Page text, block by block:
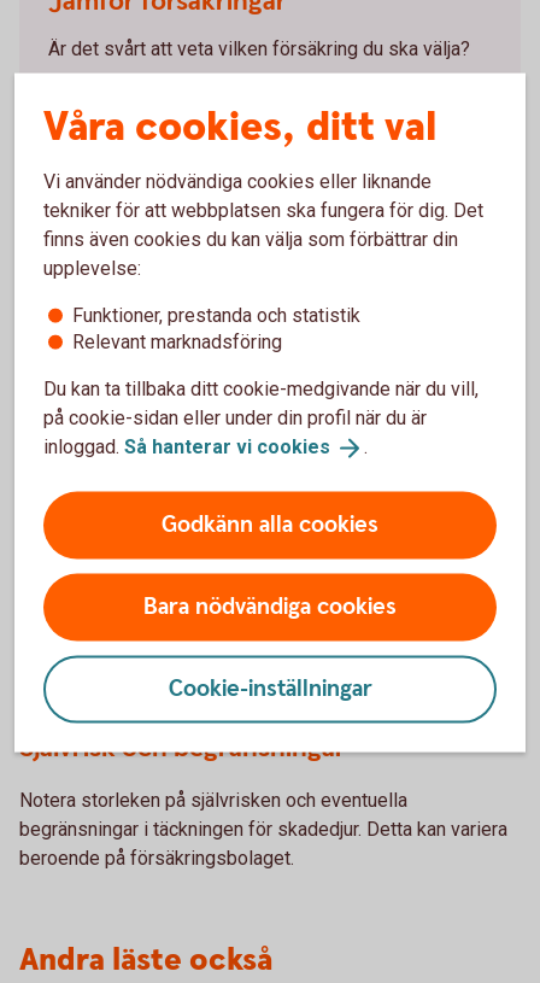
Är det svårt att veta vilken försäkring du ska välja?
Jämför försäkringar hos
Konsumenternas.se
Hur kan en villahemförsäkring
hjälpa?
Professionell skadedjursbekämpning
Många villahemförsäkringar täcker kostnader för
orsakat skador som täcks av försäkringen
Vad täcker försäkringen?
Hemförsäkringar kan variera i täckning. Vissa täcker skador
orsakade av skadedjur, medan andra inte gör det. Det är
viktigt att noga granska försäkringspolicyn.
Självrisk och begränsningar
Notera storleken på självrisken och eventuella
begränsningar i täckningen för skadedjur. Detta kan variera
beroende på försäkringsbolaget.
Andra läste också
Våra cookies, ditt val
Vi använder nödvändiga cookies eller liknande
tekniker för att webbplatsen ska fungera för dig. Det
finns även cookies du kan välja som förbättrar din
upplevelse:
Funktioner, prestanda och statistik
Relevant marknadsföring
Du kan ta tillbaka ditt cookie-medgivande när du vill,
på cookie-sidan eller under din profil när du är
inloggad. Så hanterar vi cookies .
Godkänn alla cookies
Bara nödvändiga cookies
Cookie-inställningar